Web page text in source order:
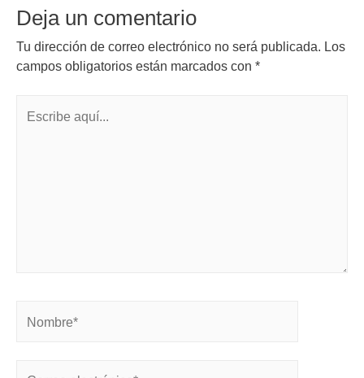
Deja un comentario
Tu dirección de correo electrónico no será publicada. Los
campos obligatorios están marcados con *